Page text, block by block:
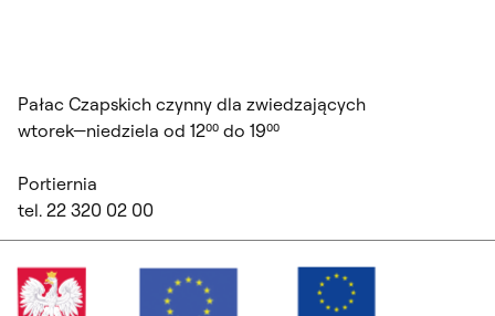
Pałac Czapskich czynny dla zwiedzających
wtorek—niedziela od 12⁰⁰ do 19⁰⁰
Portiernia
tel. 22 320 02 00